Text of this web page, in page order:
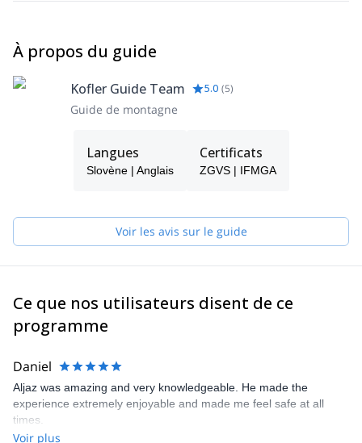
À propos du guide
Kofler Guide Team 5.0 (5)
Guide de montagne
Langues
Slovène | Anglais
Certificats
ZGVS | IFMGA
Voir les avis sur le guide
Ce que nos utilisateurs disent de ce
programme
Daniel
Aljaz was amazing and very knowledgeable. He made the
experience extremely enjoyable and made me feel safe at all
times.
Voir plus